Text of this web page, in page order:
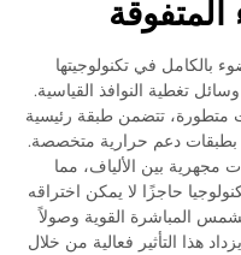
بالكامل في تكنولوجيتها
تغطية النوافذ القياسية.
متطورة، تتضمن طبقة رئيسية
بطبقات دعم حرارية متخصصة.
مجهرية بين الألياف، مما
حاجزًا لا يمكن اختراقه
المباشرة القوية وصولاً
هذا التأثير فعالية من خلال